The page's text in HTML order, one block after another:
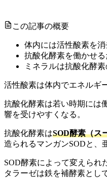
この記事の概要
体内には活性酸素を
抗酸化酵素を働かせ
ミネラルは抗酸化酵
活性酸素は体内でエネルギ
抗酸化酵素は若い時期には
響を受けやすくなる。
抗酸化酵素はSOD酵素（ス
造られるマンガンSODと、
SOD酵素によって変えられ
タラーゼは鉄を補酵素とし